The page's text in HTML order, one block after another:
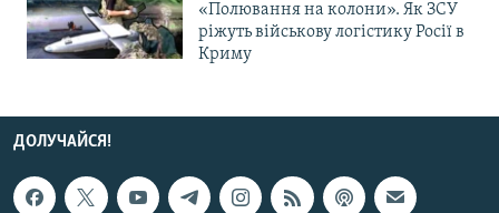
«Полювання на колони». Як ЗСУ
ріжуть військову логістику Росії в
Криму
ДОЛУЧАЙСЯ!